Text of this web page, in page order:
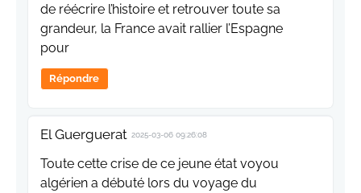
de réécrire l’histoire et retrouver toute sa
grandeur, la France avait rallier l’Espagne
pour
Répondre
El Guerguerat 2025-03-06 09:26:08
Toute cette crise de ce jeune état voyou
algérien a débuté lors du voyage du